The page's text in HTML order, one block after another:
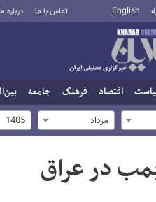
English تماس با ما درباره
اقتصاد فرهنگ جامعه
مرداد 1405
در عراق